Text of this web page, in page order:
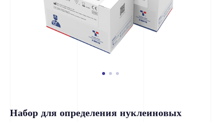
Набор для определения нуклеиновых